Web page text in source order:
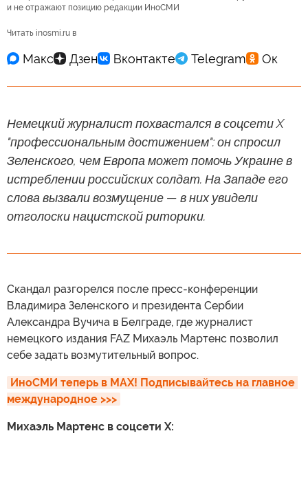
и не отражают позицию редакции ИноСМИ
Читать inosmi.ru в
Немецкий журналист похвастался в соцсети X
"профессиональным достижением": он спросил
Зеленского, чем Европа может помочь Украине в
истреблении российских солдат. На Западе его
слова вызвали возмущение — в них увидели
отголоски нацистской риторики.
Скандал разгорелся после пресс-конференции
Владимира Зеленского и президента Сербии
Александра Вучича в Белграде, где журналист
немецкого издания FAZ Михаэль Мартенс позволил
себе задать возмутительный вопрос.
ИноСМИ теперь в MAX! Подписывайтесь на главное
международное >>>
Михаэль Мартенс в соцсети X: